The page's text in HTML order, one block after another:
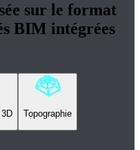
sur le format
BIM intégrées
Topographie